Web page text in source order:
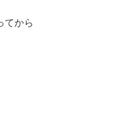
てから